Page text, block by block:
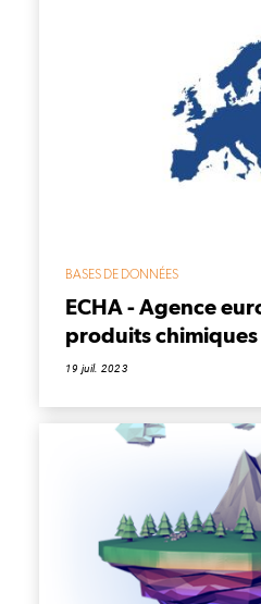
BASES DE DONNÉES
ECHA - Agence
produits chimiques
19 juil. 2023